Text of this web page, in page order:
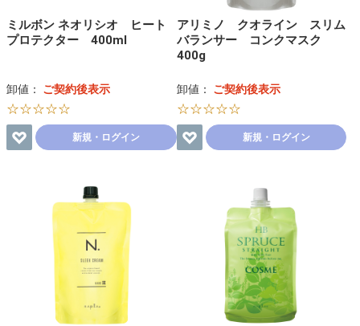
ミルボン ネオリシオ ヒート
プロテクター 400ml
卸値： ご契約後表示
☆☆☆☆☆
新規・ログイン
アリミノ クオライン スリム
バランサー コンクマスク
400g
卸値： ご契約後表示
☆☆☆☆☆
新規・ログイン